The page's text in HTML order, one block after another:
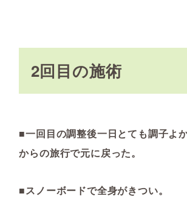
2回目の施術
■一回目の調整後一日とても調子よ
からの旅行で元に戻った。
■スノーボードで全身がきつい。